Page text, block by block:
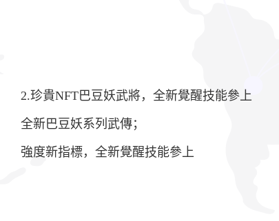
2.珍貴NFT巴豆妖武將，全新覺醒技能參上
全新巴豆妖系列武傳；
強度新指標，全新覺醒技能參上